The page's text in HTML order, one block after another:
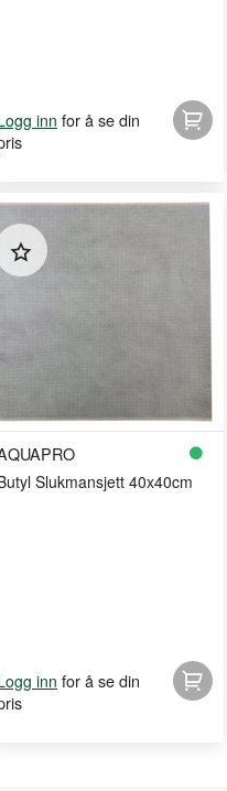
inn for å se din
Slukmansjett 40x40cm
inn for å se din